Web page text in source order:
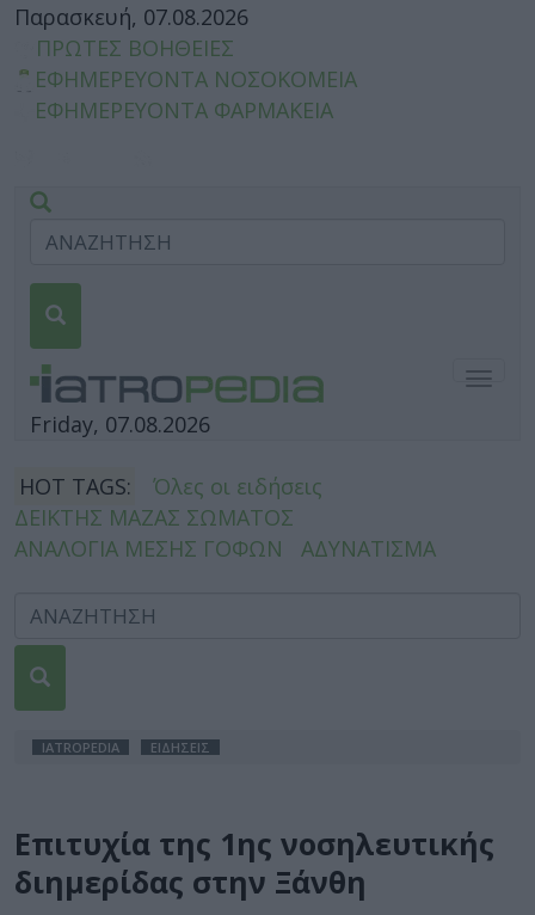
Παρασκευή, 07.08.2026
ΠΡΩΤΕΣ ΒΟΗΘΕΙΕΣ
ΕΦΗΜΕΡΕΥΟΝΤΑ ΝΟΣΟΚΟΜΕΙΑ
ΕΦΗΜΕΡΕΥΟΝΤΑ ΦΑΡΜΑΚΕΙΑ
Friday, 07.08.2026
HOT TAGS:
Όλες οι ειδήσεις
ΔΕΙΚΤΗΣ ΜΑΖΑΣ ΣΩΜΑΤΟΣ
ΑΝΑΛΟΓΙΑ ΜΕΣΗΣ ΓΟΦΩΝ
ΑΔΥΝΑΤΙΣΜΑ
IATROPEDIA ΕΙΔΗΣΕΙΣ
Επιτυχία της 1ης νοσηλευτικής
διημερίδας στην Ξάνθη